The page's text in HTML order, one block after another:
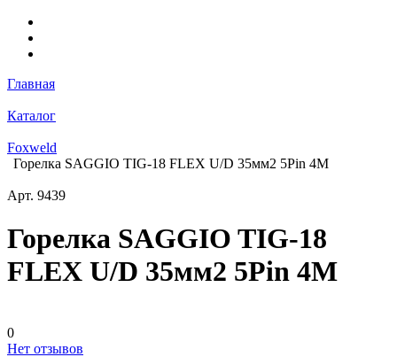
Главная
Каталог
Foxweld
Горелка SAGGIO TIG-18 FLEX U/D 35мм2 5Pin 4M
Арт. 9439
Горелка SAGGIO TIG-18
FLEX U/D 35мм2 5Pin 4M
0
Нет отзывов